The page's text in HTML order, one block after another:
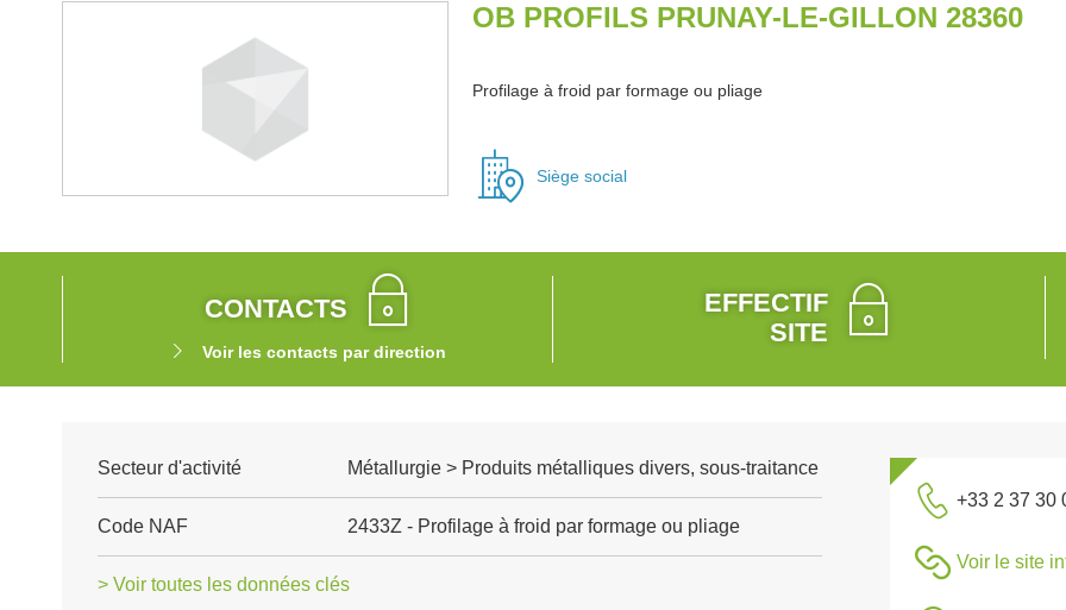
OB PROFILS PRUNAY-LE-GILLON 28360
Profilage à froid par formage ou pliage
Siège social
CONTACTS
Voir les contacts par direction
EFFECTIF
SITE
Secteur d'activité Métallurgie > Produits métalliques divers, sous-traitance
Code NAF 2433Z - Profilage à froid par formage ou pliage
> Voir toutes les données clés
+33 2 37 30
Voir le site